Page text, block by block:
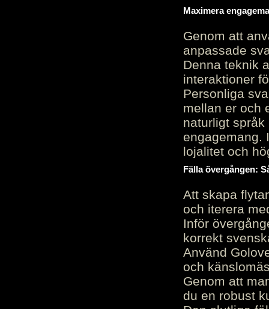
Maximera
Genom att
anpassade
Denna teknik
interaktioner
Personliga
mellan er och
naturligt
engagemang.
lojalitet och
Fälla övergången:
Att skapa
och iterera
Inför
korrekt
Använd
och
Genom att
du en robust